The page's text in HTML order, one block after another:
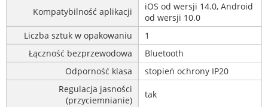
Kompatybilność aplikacji
iOS od wersji 14.0, Android
od wersji 10.0
Liczba sztuk w opakowaniu
1
Łączność bezprzewodowa
Bluetooth
Odporność klasa
stopień ochrony IP20
Regulacja jasności
(przyciemnianie)
tak